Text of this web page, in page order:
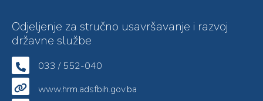
Odjeljenje za stručno usavršavanje i razvoj
državne službe
033 / 552-040
www.hrm.adsfbih.gov.ba